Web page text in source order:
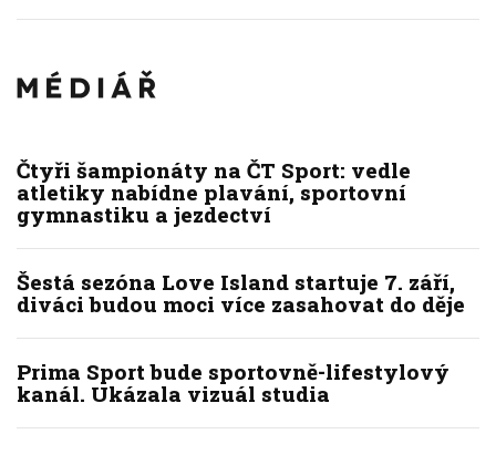
Čtyři šampionáty na ČT Sport: vedle
atletiky nabídne plavání, sportovní
gymnastiku a jezdectví
Šestá sezóna Love Island startuje 7. září,
diváci budou moci více zasahovat do děje
Prima Sport bude sportovně-lifestylový
kanál. Ukázala vizuál studia